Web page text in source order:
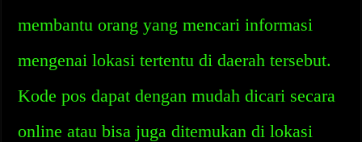
membantu orang yang mencari informasi
mengenai lokasi tertentu di daerah tersebut.
Kode pos dapat dengan mudah dicari secara
online atau bisa juga ditemukan di lokasi